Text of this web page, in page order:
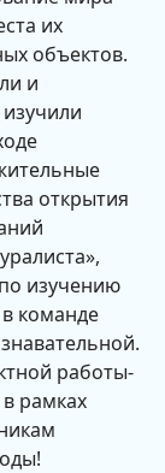
их
объектов.
и
открытия
изучению
команде
работы-
рамках